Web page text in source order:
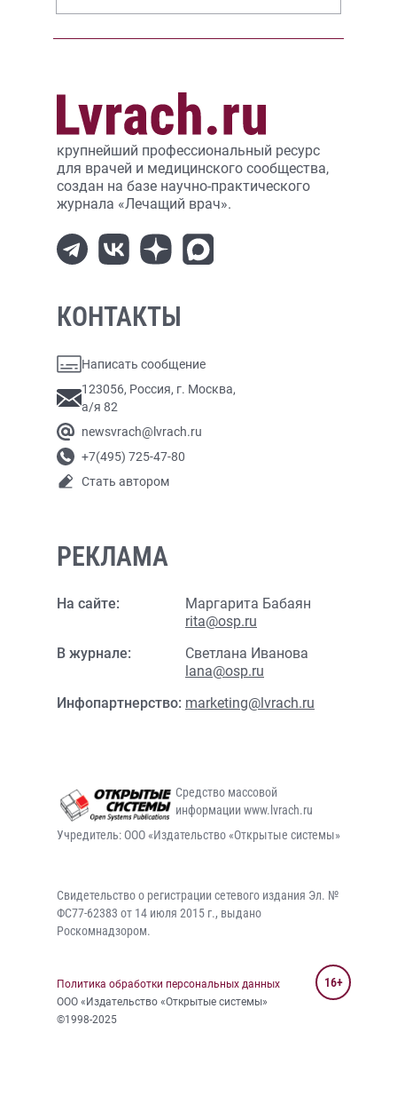
крупнейший профессиональный ресурс
для врачей и медицинского сообщества,
создан на базе научно-практического
журнала «Лечащий врач».
КОНТАКТЫ
Написать сообщение
123056, Россия, г. Москва,
а/я 82
newsvrach@lvrach.ru
+7(495) 725-47-80
Стать автором
РЕКЛАМА
На сайте:
Маргарита Бабаян
rita@osp.ru
В журнале:
Светлана Иванова
lana@osp.ru
Инфопартнерство: marketing@lvrach.ru
Средство массовой
информации www.lvrach.ru
Учредитель: ООО «Издательство «Открытые системы»
Свидетельство о регистрации сетевого издания Эл. №
ФС77-62383 от 14 июля 2015 г., выдано
Роскомнадзором.
Политика обработки персональных данных
ООО «Издательство «Открытые системы»
©1998-2025
16+